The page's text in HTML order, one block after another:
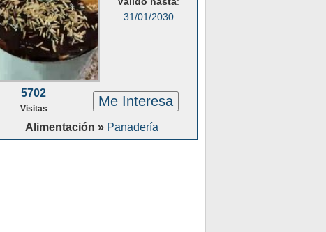
31/01/2030
5702
Visitas Me Interesa
Alimentación » Panadería